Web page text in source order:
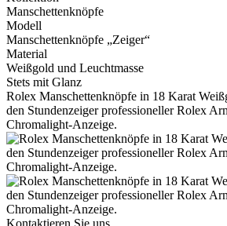
Manschettenknöpfe
Modell
Manschettenknöpfe „Zeiger“
Material
Weißgold und Leuchtmasse
Stets mit Glanz
Rolex Manschettenknöpfe in 18 Karat
den Stundenzeiger professionellerRolex
Chromalight-Anzeige.
Kontaktieren Sie uns